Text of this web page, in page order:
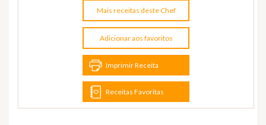
Mais receitas deste Chef
Adicionar aos favoritos
Imprimir Receita
Receitas Favoritas